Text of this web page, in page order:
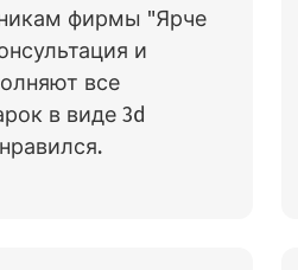
фирмы "Ярче
и
все
в виде 3d